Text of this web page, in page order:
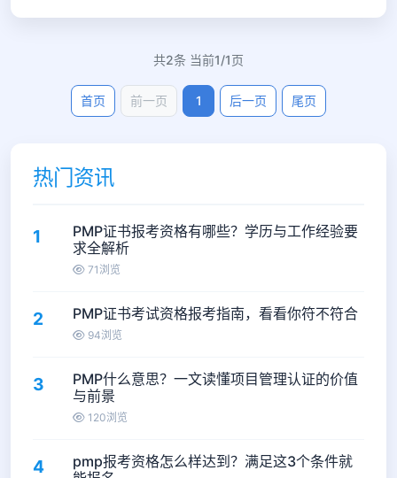
共2条 当前1/1页
首页 前一页 1 后一页 尾页
热门资讯
1
PMP证书报考资格有哪些？学历与工作经验要
求全解析
71浏览
2 PMP证书考试资格报考指南，看看你符不符合
94浏览
3
PMP什么意思？一文读懂项目管理认证的价值
与前景
120浏览
4
pmp报考资格怎么样达到？满足这3个条件就